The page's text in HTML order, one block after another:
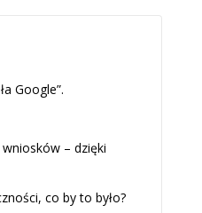
Google”.
– dzięki
co by to było?